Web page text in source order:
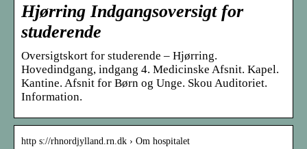
Hjørring Indgangsoversigt for
studerende
Oversigtskort for studerende – Hjørring.
Hovedindgang, indgang 4. Medicinske Afsnit. Kapel.
Kantine. Afsnit for Børn og Unge. Skou Auditoriet.
Information.
http s://rhnordjylland.rn.dk › Om hospitalet